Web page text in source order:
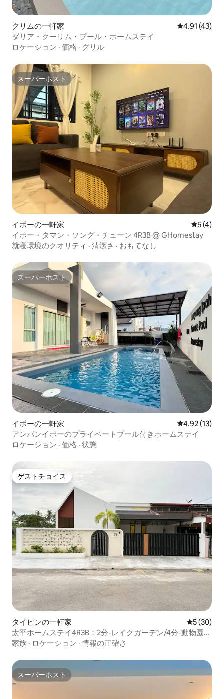
クリムの一軒家 レビュー43
4.91 (43)
ダリア・クーリム・プール・ホームステイ
ロケーション · 価格 · グリル
スーパーホスト
スーパーホスト
イポーの一軒家 レビュー
5 (4)
イポー・タマン・ソング・チューン 4R3B @ GHomestay
就寝環境のクオリティ · 清潔さ · おもてなし
スーパーホスト
スーパーホスト
イポーの一軒家 レビュー13
4.92 (13)
アンパンイポーのプライベートプール付きホームステイ
ロケーション · 価格 · 状態
ゲストチョイス
ゲストチョイス
タイピンの一軒家 レビュー
5 (30)
太平ホームステイ4R3B：2分-レイクガーデン/4分-動物園
Tpg
家族 · ロケーション ·情報の正確さ
スーパーホスト
スーパーホスト